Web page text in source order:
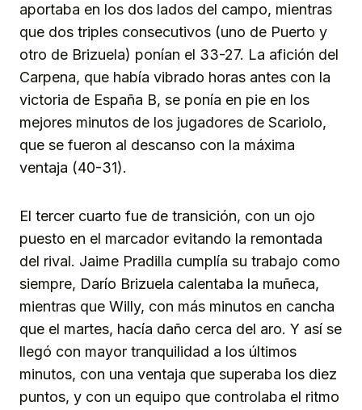
aportaba en los dos lados del campo, mientras
que dos triples consecutivos (uno de Puerto y
otro de Brizuela) ponían el 33-27. La afición del
Carpena, que había vibrado horas antes con la
victoria de España B, se ponía en pie en los
mejores minutos de los jugadores de Scariolo,
que se fueron al descanso con la máxima
ventaja (40-31).
El tercer cuarto fue de transición, con un ojo
puesto en el marcador evitando la remontada
del rival. Jaime Pradilla cumplía su trabajo como
siempre, Darío Brizuela calentaba la muñeca,
mientras que Willy, con más minutos en cancha
que el martes, hacía daño cerca del aro. Y así se
llegó con mayor tranquilidad a los últimos
minutos, con una ventaja que superaba los diez
puntos, y con un equipo que controlaba el ritmo